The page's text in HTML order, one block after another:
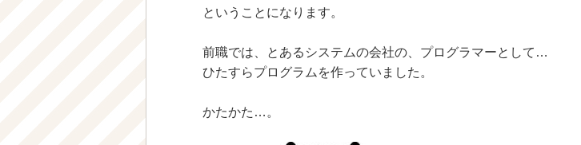
ということになります。
前職では、とあるシステムの会社の、プログラマーとして…
ひたすらプログラムを作っていました。
かたかた…。